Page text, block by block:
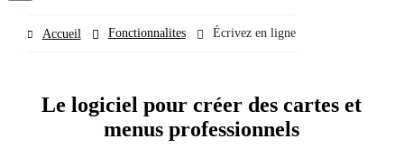
Accueil Fonctionnalites Écrivez en ligne
Le logiciel pour créer des cartes et
menus professionnels